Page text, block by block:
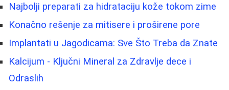
Najbolji preparati za hidrataciju kože tokom zime
Konačno rešenje za mitisere i proširene pore
Implantati u Jagodicama: Sve Što Treba da Znate
Kalcijum - Ključni Mineral za Zdravlje dece i
Odraslih